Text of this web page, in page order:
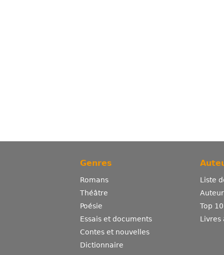
Genres
Romans
Théâtre
Poésie
Essais et documents
Contes et nouvelles
Dictionnaire
Liste
Top
Livres